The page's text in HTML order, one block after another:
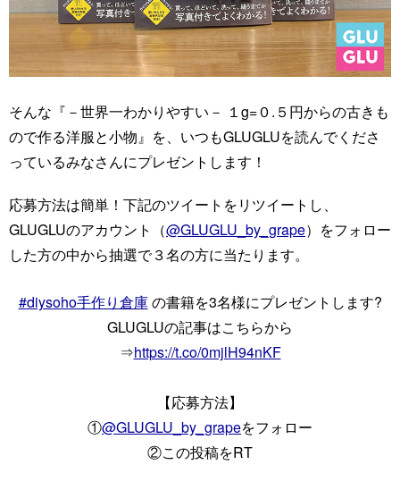
そんな『－世界一わかりやすい－ １g=０.５円からの古きも
ので作る洋服と小物』を、いつもGLUGLUを読んでくださ
っているみなさんにプレゼントします！
応募方法は簡単！下記のツイートをリツイートし、
GLUGLUのアカウント（@GLUGLU_by_grape）をフォロー
した方の中から抽選で３名の方に当たります。
#diysoho手作り倉庫の書籍を3名様にプレゼントします?
GLUGLUの記事はこちらから
⇒https://t.co/0mjlH94nKF
【応募方法】
①@GLUGLU_by_grapeをフォロー​
②この投稿をRT